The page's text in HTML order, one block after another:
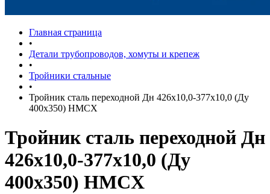
Главная страница
•
Детали трубопроводов, хомуты и крепеж
•
Тройники стальные
•
Тройник сталь переходной Дн 426х10,0-377х10,0 (Ду
400х350) HMCX
Тройник сталь переходной Дн
426х10,0-377х10,0 (Ду
400х350) HMCX